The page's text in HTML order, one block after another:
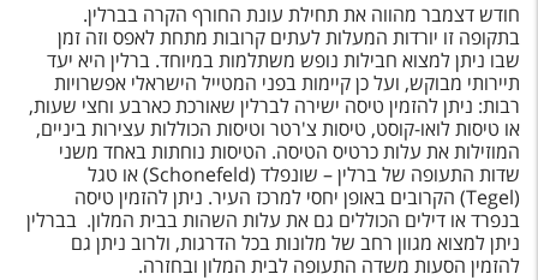
חודש דצמבר מהווה את תחילת עונת החורף הקרה בברלין.
בתקופה זו יורדות המעלות לעתים קרובות מתחת לאפס וזה זמן
שבו ניתן למצוא חבילות נופש משתלמות במיוחד. ברלין היא יעד
תיירותי מבוקש, ועל כן קיימות בפני המטייל הישראלי אפשרויות
רבות: ניתן להזמין טיסה ישירה לברלין שאורכת כארבע וחצי שעות,
או טיסות לואו-קוסט, טיסות צ'רטר וטיסות הכוללות עצירות ביניים,
המוזילות את עלות כרטיס הטיסה. הטיסות נוחתות באחד משני
שדות התעופה של ברלין – שונפלד (Schonefeld) או טגל
(Tegel) הקרובים באופן יחסי למרכז העיר. ניתן להזמין טיסה
בנפרד או דילים הכוללים גם את עלות השהות בבית המלון. בברלין
ניתן למצוא מגוון רחב של מלונות בכל הדרגות, ולרוב ניתן גם
להזמין הסעות משדה התעופה לבית המלון ובחזרה.